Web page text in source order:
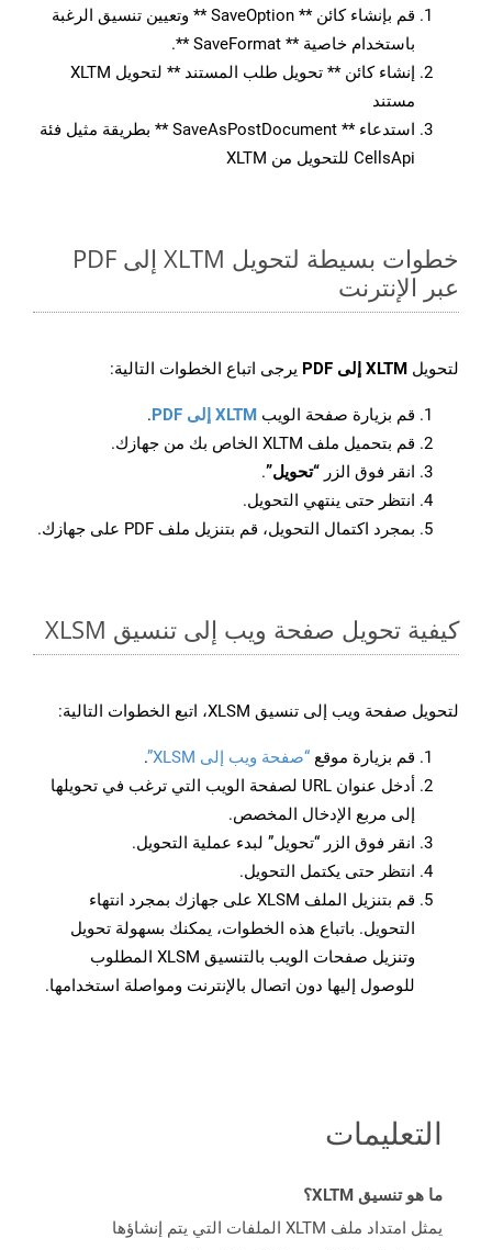
قم بإنشاء كائن ** SaveOption ** وتعيين تنسيق الرغبة
باستخدام خاصية ** SaveFormat **.
إنشاء كائن ** تحويل طلب المستند ** لتحويل XLTM
مستند
استدعاء ** SaveAsPostDocument ** بطريقة مثيل فئة
CellsApi للتحويل من XLTM
خطوات بسيطة لتحويل XLTM إلى PDF
عبر الإنترنت
لتحويل XLTM إلى PDF يرجى اتباع الخطوات التالية:
قم بزيارة صفحة الويب XLTM إلى PDF
.
قم بتحميل ملف XLTM الخاص بك من جهازك.
انقر فوق الزر “تحويل”.
انتظر حتى ينتهي التحويل.
بمجرد اكتمال التحويل، قم بتنزيل ملف PDF على جهازك.
كيفية تحويل صفحة ويب إلى تنسيق XLSM
لتحويل صفحة ويب إلى تنسيق XLSM، اتبع الخطوات التالية:
قم بزيارة موقع “صفحة ويب إلى XLSM”
.
أدخل عنوان URL لصفحة الويب التي ترغب في تحويلها
إلى مربع الإدخال المخصص.
انقر فوق الزر “تحويل” لبدء عملية التحويل.
انتظر حتى يكتمل التحويل.
قم بتنزيل الملف XLSM على جهازك بمجرد انتهاء
التحويل. باتباع هذه الخطوات، يمكنك بسهولة تحويل
وتنزيل صفحات الويب بالتنسيق XLSM المطلوب
للوصول إليها دون اتصال بالإنترنت ومواصلة استخدامها.
التعليمات
ما هو تنسيق XLTM؟
يمثل امتداد ملف XLTM الملفات التي يتم إنشاؤها